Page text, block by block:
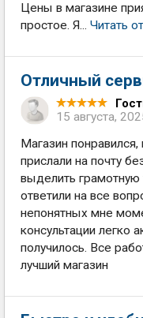
Цены в магазине
простое. Я... Читать
Отличный
15 августа,
Магазин
прислали на почту
выделить
ответили на все
непонятных мне
консультации легко
получилось. Все
лучший магазин